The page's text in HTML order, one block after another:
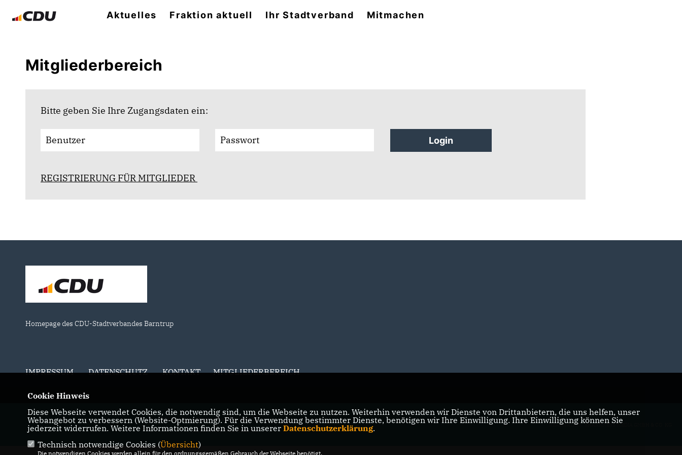
Aktuelles Fraktion aktuell Ihr Stadtverband Mitmachen
Mitgliederbereich
Bitte geben Sie Ihre Zugangsdaten ein:
Login
REGISTRIERUNG FÜR MITGLIEDER
Homepage des CDU-Stadtverbandes Barntrup
IMPRESSUM DATENSCHUTZ KONTAKT MITGLIEDERBEREICH
@2026 CDU-Stadtverband Barntrup
Alle Rechte vorbehalten.
REALISATION: SHARKNESS MEDIA GMBH & CO. KG
Cookie Hinweis
Diese Webseite verwendet Cookies, die notwendig sind, um die Webseite zu nutzen. Weiterhin verwenden wir Dienste von Drittanbietern, die uns helfen, unser
Webangebot zu verbessern (Website-Optmierung). Für die Verwendung bestimmter Dienste, benötigen wir Ihre Einwilligung. Ihre Einwilligung können Sie
jederzeit widerrufen. Weitere Informationen finden Sie in unserer Datenschutzerklärung.
Technisch notwendige Cookies (Übersicht)
Die notwendigen Cookies werden allein für den ordnungsgemäßen Gebrauch der Webseite benötigt.